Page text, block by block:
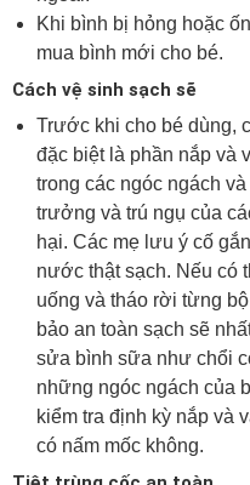
Khi bình bị hỏng hoặc
mua bình mới cho bé.
Cách vệ sinh sạch sẽ
Trước khi cho bé dùng,
đặc biệt là phần nắp và
trong các ngóc ngách
trưởng và trú ngụ của
hại. Các mẹ lưu ý cố
nước thật sạch. Nếu có
uống và tháo rời từng
bảo an toàn sạch sẽ
sửa bình sữa như chổi
những ngóc ngách của
kiểm tra định kỳ nắp và
có nấm mốc không.